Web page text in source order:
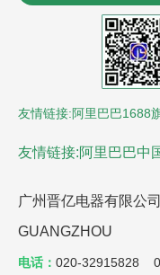
器 控制电缆 沈阳风
氮化铝陶瓷基
友情链接:阿里巴巴1688
友情链接:阿里巴巴中
广州晋亿电器有限公
GUANGZHOU
电话： 020-32915828